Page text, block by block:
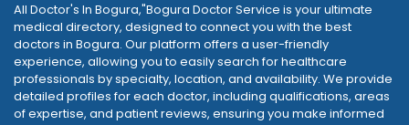
All Doctor's In Bogura,"Bogura Doctor Service is your ultimate
medical directory, designed to connect you with the best
doctors in Bogura. Our platform offers a user-friendly
experience, allowing you to easily search for healthcare
professionals by specialty, location, and availability. We provide
detailed profiles for each doctor, including qualifications, areas
of expertise, and patient reviews, ensuring you make informed